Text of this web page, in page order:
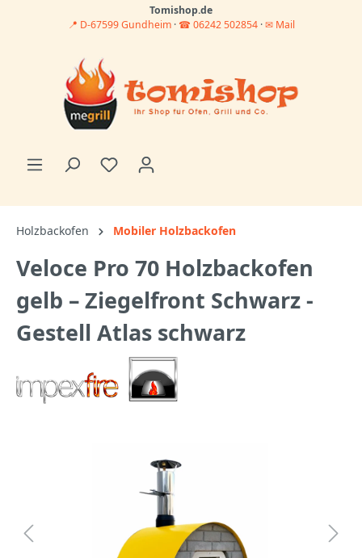
Tomishop.de
📍 D-67599 Gundheim · ☎ 06242 502854·✉ Mail
Holzbackofen Mobiler Holzbackofen
Veloce Pro 70 Holzbackofen
gelb – Ziegelfront Schwarz -
Gestell Atlas schwarz